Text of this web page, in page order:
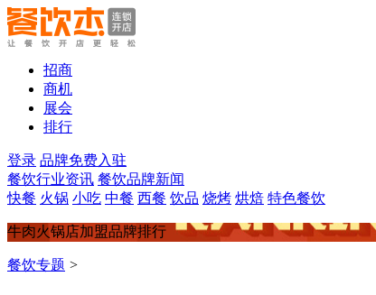
招商
商机
展会
排行
登录 品牌免费入驻
餐饮行业资讯 餐饮品牌新闻
快餐 火锅 小吃 中餐 西餐 饮品 烧烤 烘焙 特色餐饮
牛肉火锅店加盟品牌排行
餐饮专题 >